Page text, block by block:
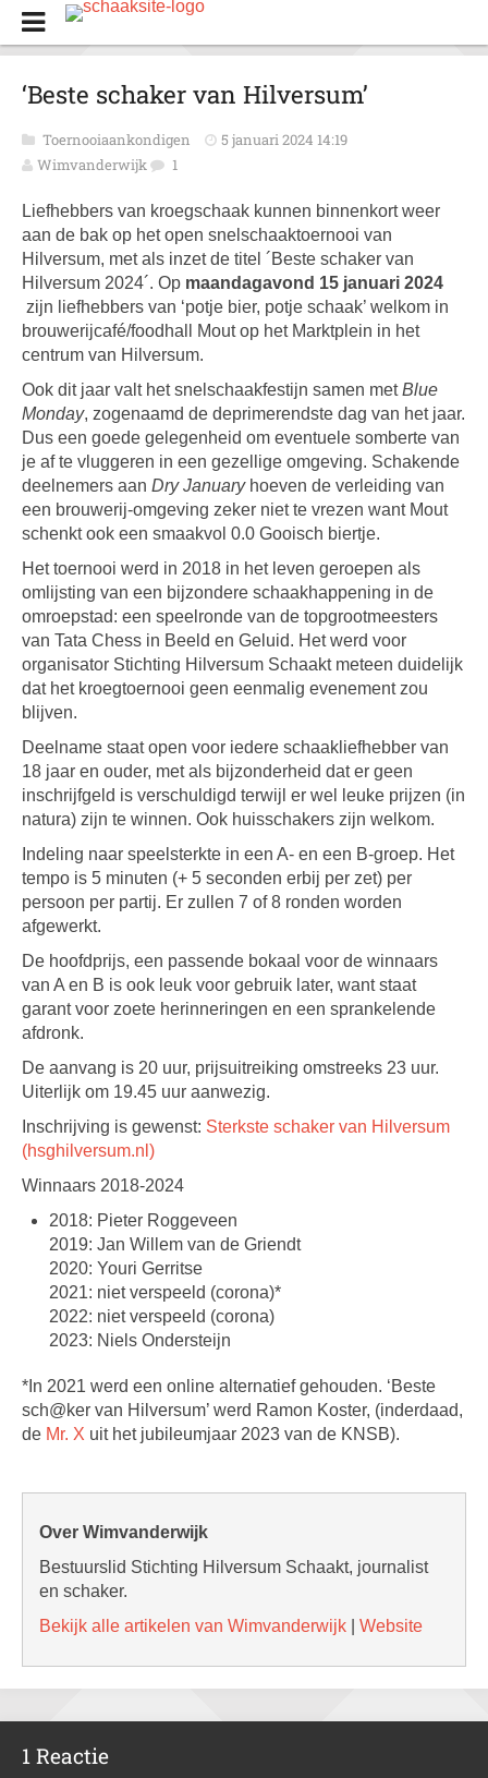
‘Beste schaker van Hilversum’
Toernooiaankondigen
5 januari 2024 14:19
Wimvanderwijk
1
Liefhebbers van kroegschaak kunnen binnenkort weer
aan de bak op het open snelschaaktoernooi van
Hilversum, met als inzet de titel ´Beste schaker van
Hilversum 2024´. Op maandagavond 15 januari 2024
zijn liefhebbers van ‘potje bier, potje schaak’ welkom in
brouwerijcafé/foodhall Mout op het Marktplein in het
centrum van Hilversum.
Ook dit jaar valt het snelschaakfestijn samen metBlue
Monday, zogenaamd de deprimerendste dag van het jaar.
Dus een goede gelegenheid om eventuele somberte van
je af te vluggeren in een gezellige omgeving. Schakende
deelnemers aan Dry Januaryhoeven de verleiding van
een brouwerij-omgeving zeker niet te vrezen want Mout
schenkt ook een smaakvol 0.0 Gooisch biertje.
Het toernooi werd in 2018 in het leven geroepen als
omlijsting van een bijzondere schaakhappening in de
omroepstad: een speelronde van de topgrootmeesters
van Tata Chess in Beeld en Geluid. Het werd voor
organisator Stichting Hilversum Schaakt meteen duidelijk
dat het kroegtoernooi geen eenmalig evenement zou
blijven.
Deelname staat open voor iedere schaakliefhebber van
18 jaar en ouder, met als bijzonderheid dat er geen
inschrijfgeld is verschuldigd terwijl er wel leuke prijzen (in
natura) zijn te winnen. Ook huisschakers zijn welkom.
Indeling naar speelsterkte in een A- en een B-groep. Het
tempo is 5 minuten (+ 5 seconden erbij per zet) per
persoon per partij. Er zullen 7 of 8 ronden worden
afgewerkt.
De hoofdprijs, een passende bokaal voor de winnaars
van A en B is ook leuk voor gebruik later, want staat
garant voor zoete herinneringen en een sprankelende
afdronk.
De aanvang is 20 uur, prijsuitreiking omstreeks 23 uur.
Uiterlijk om 19.45 uur aanwezig.
Inschrijving is gewenst: Sterkste schaker van Hilversum
(hsghilversum.nl)
Winnaars 2018-2024
2018: Pieter Roggeveen
2019: Jan Willem van de Griendt
2020: Youri Gerritse
2021: niet verspeeld (corona)*
2022: niet verspeeld (corona)
2023: Niels Ondersteijn
*In 2021 werd een online alternatief gehouden. ‘Beste
sch@ker van Hilversum’ werd Ramon Koster, (inderdaad,
de Mr. X uit het jubileumjaar 2023 van de KNSB).
Over Wimvanderwijk
Bestuurslid Stichting Hilversum Schaakt, journalist
en schaker.
Bekijk alle artikelen van Wimvanderwijk
Website
1 Reactie